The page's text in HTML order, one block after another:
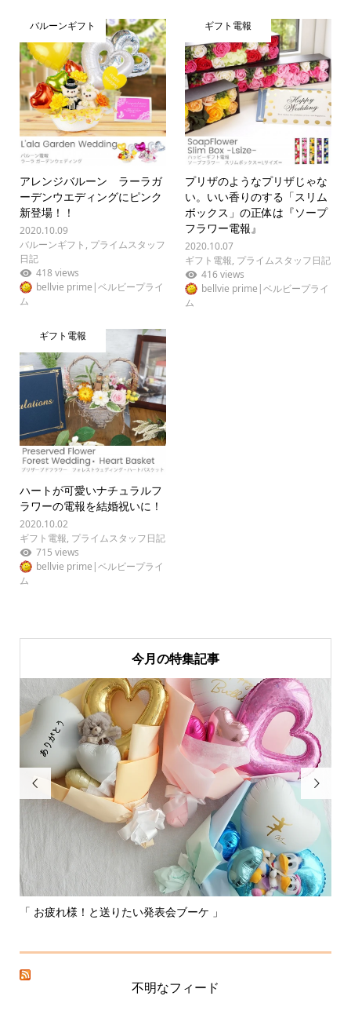
バルーンギフト
アレンジバルーン ラーラガ
ーデンウエディングにピンク
新登場！！
2020.10.09
バルーンギフト , プライムスタッフ
日記
418 views
bellvie prime|ベルビープライ
ム
ギフト電報
プリザのようなプリザじゃな
い。いい香りのする「スリム
ボックス」の正体は『ソープ
フラワー電報』
2020.10.07
ギフト電報, プライムスタッフ日記
416 views
bellvie prime|ベルビープライ
ム
ギフト電報
ハートが可愛いナチュラルフ
ラワーの電報を結婚祝いに！
2020.10.02
ギフト電報, プライムスタッフ日記
715 views
bellvie prime|ベルビープライ
ム
今月の特集記事

「 お疲れ様！と送りたい発表会ブーケ 」

不明なフィード